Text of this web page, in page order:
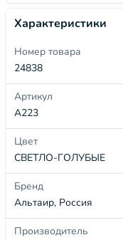
Характеристики
Номер товара
24838
Артикул
А223
Цвет
СВЕТЛО-ГОЛУБЫЕ
Бренд
Альтаир, Россия
Производитель